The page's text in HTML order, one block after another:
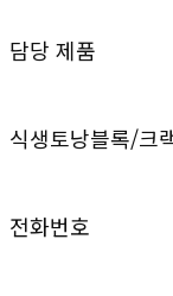
담당 제품
식생토낭블록/크
전화번호